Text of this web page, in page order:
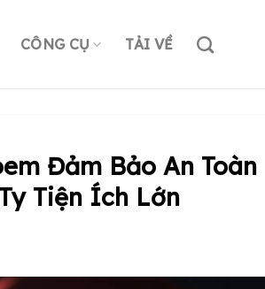
CÔNG CỤ TẢI VỀ
Đảm Bảo An Toàn
Tiện Ích Lớn